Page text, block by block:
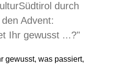
durch
den Advent:
Ihr gewusst ...?"
gewusst, was passiert,